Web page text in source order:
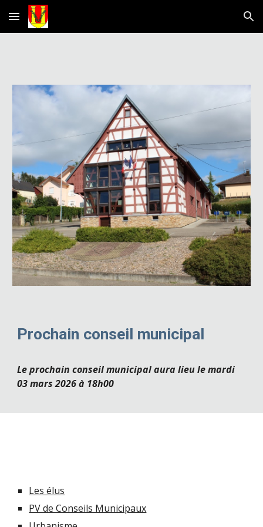
Skip to main content Skip to navigation
Prochain conseil municipal
Le prochain conseil municipal aura lieu le mardi
03 mars 2026 à 18h00
Les élus
PV de Conseils Municipaux